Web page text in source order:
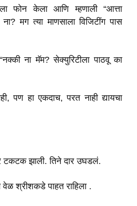
फोन केला आणि म्हणाली “आत्ता
मग त्या माणसाला विजिटींग पास
ना मॅम? सेक्युरिटीला पाठवू का
पण हा एकदाच, परत नाही द्यायचा
टकटक झाली. तिने दार उघडलं.
श्रीशकडे पाहत राहिला .